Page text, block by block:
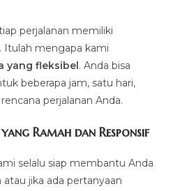
perjalanan memiliki
Itulah mengapa kami
yang fleksibel. Anda bisa
beberapa jam, satu hari,
perjalanan Anda.
Ramah dan Responsif
selalu siap membantu Anda
jika ada pertanyaan